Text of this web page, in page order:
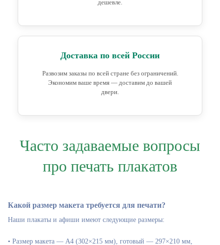
дешевле.
Доставка по всей России
Развозим заказы по всей стране без ограничений.
Экономим ваше время — доставим до вашей
двери.
Часто задаваемые вопросы
про печать плакатов
Какой размер макета требуется для печати?
Наши плакаты и афиши имеют следующие размеры:
• Размер макета — А4 (302×215 мм), готовый — 297×210 мм,